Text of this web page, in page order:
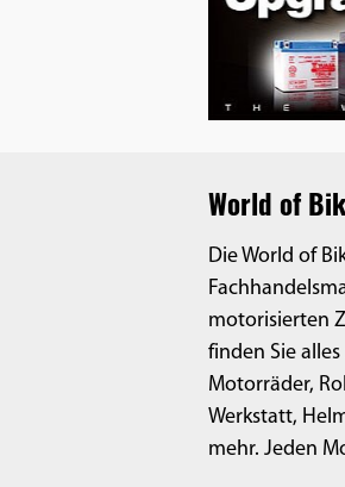
World of
Die World of
motorisierten
finden Sie
Motorräder,
Werkstatt,
mehr. Jeden